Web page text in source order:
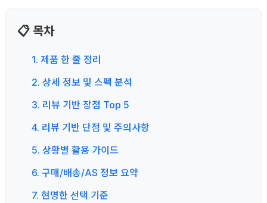
📋 목차
1. 제품 한 줄 정리
2. 상세 정보 및 스펙 분석
3. 리뷰 기반 장점 Top 5
4. 리뷰 기반 단점 및 주의사항
5. 상황별 활용 가이드
6. 구매/배송/AS 정보 요약
7. 현명한 선택 기준